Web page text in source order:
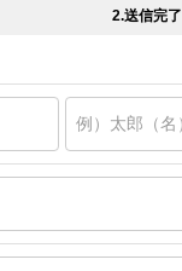
2.送信完了